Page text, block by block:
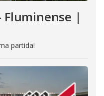
Fluminense |
partida!